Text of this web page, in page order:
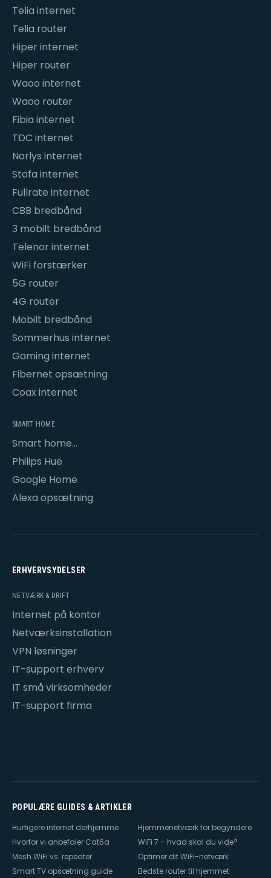
Telia internet
Telia router
Hiper internet
Hiper router
Waoo internet
Waoo router
Fibia internet
TDC internet
Norlys internet
Stofa internet
Fullrate internet
CBB bredbånd
3 mobilt bredbånd
Telenor internet
WiFi forstærker
5G router
4G router
Mobilt bredbånd
Sommerhus internet
Gaming internet
Fibernet opsætning
Coax internet
SMART HOME
Smart home
opsætning
Philips Hue
Google Home
Alexa opsætning
ERHVERVSYDELSER
NETVÆRK & DRIFT
Internet på kontor
Netværksinstallation
VPN løsninger
IT-support erhverv
IT små virksomheder
IT-support firma
POPULÆRE GUIDES & ARTIKLER
Hurtigere internet derhjemme
Hjemmenetværk for begyndere
Hvorfor vi anbefaler Cat6a
WiFi 7 – hvad skal du vide?
Mesh WiFi vs. repeater
Optimer dit WiFi-netværk
Smart TV opsætning guide
Bedste router til hjemmet